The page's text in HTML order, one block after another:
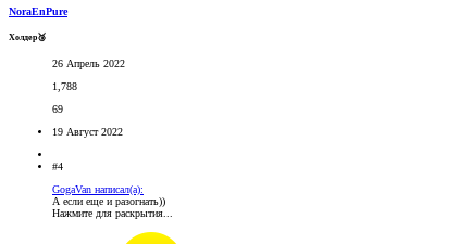
NoraEnPure
Холдер🥉
26 Апрель 2022
1,788
69
19 Август 2022
#4
GogaVan написал(а):
А если еще и разогнать))
Нажмите для раскрытия...